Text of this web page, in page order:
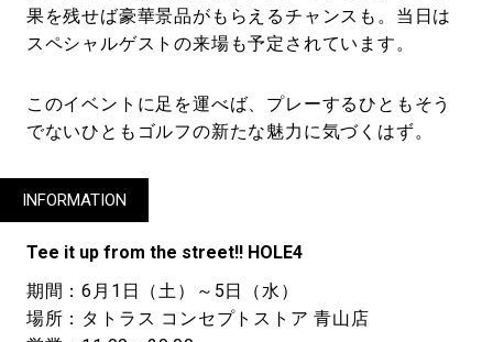
果を残せば豪華景品がもらえるチャンスも。当日は
スペシャルゲストの来場も予定されています。
このイベントに足を運べば、プレーするひともそう
でないひともゴルフの新たな魅力に気づくはず。
INFORMATION
Tee it up from the street!! HOLE4
期間：6月1日（土）～5日（水）
場所：タトラス コンセプトストア ⻘山店